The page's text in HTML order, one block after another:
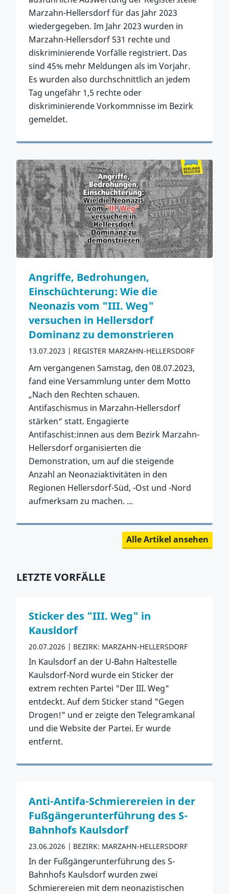
Marzahn-Hellersdorf für das Jahr 2023
wiedergegeben. Im Jahr 2023 wurden in
Marzahn-Hellersdorf 531 rechte und
diskriminierende Vorfälle registriert. Das
sind 45% mehr Meldungen als im Vorjahr.
Es wurden also durchschnittlich an jedem
Tag ungefähr 1,5 rechte oder
diskriminierende Vorkommnisse im Bezirk
gemeldet.
Zum Artikel
Angriffe, Bedrohungen,
Einschüchterung: Wie die
Neonazis vom "III. Weg"
versuchen in Hellersdorf
Dominanz zu demonstrieren
13.07.2023 REGISTER MARZAHN-HELLERSDORF
Am vergangenen Samstag, den 08.07.2023,
fand eine Versammlung unter dem Motto
„Nach den Rechten schauen.
Antifaschismus in Marzahn-Hellersdorf
stärken“ statt. Engagierte
Antifaschist:innen aus dem Bezirk Marzahn-
Hellersdorf organisierten die
Demonstration, um auf die steigende
Anzahl an Neonaziaktivitäten in den
Regionen Hellersdorf-Süd, -Ost und -Nord
aufmerksam zu machen. ...
Zum Artikel
Zurück zu Neuste Artikel springenAlle Artikel ansehen
LETZTE VORFÄLLE
Sticker des "III. Weg" in
Kausldorf
20.07.2026 BEZIRK: MARZAHN-HELLERSDORF
In Kaulsdorf an der U-Bahn Haltestelle
Kaulsdorf-Nord wurde ein Sticker der
extrem rechten Partei "Der III. Weg"
entdeckt. Auf dem Sticker stand "Gegen
Drogen!" und er zeigte den Telegramkanal
und die Website der Partei. Er wurde
entfernt.
Zum Vorfall
Anti-Antifa-Schmierereien in der
Fußgängerunterführung des S-
Bahnhofs Kaulsdorf
23.06.2026 BEZIRK: MARZAHN-HELLERSDORF
In der Fußgängerunterführung des S-
Bahnhofs Kaulsdorf wurden zwei
Schmierereien mit dem neonazistischen